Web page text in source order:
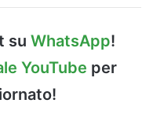
su WhatsApp!
YouTube per